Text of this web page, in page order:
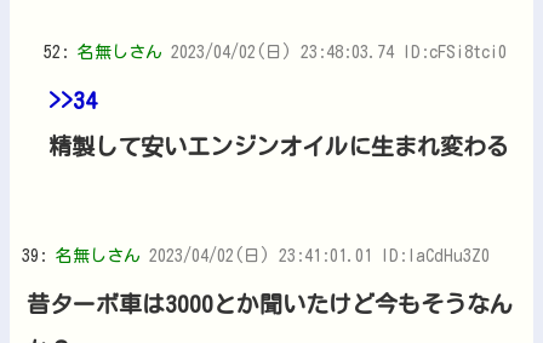
52: 名無しさん 2023/04/02(日) 23:48:03.74 ID:cFSi8tci0
>>34
精製して安いエンジンオイルに生まれ変わる
39: 名無しさん 2023/04/02(日) 23:41:01.01 ID:laCdHu3Z0
昔ターボ車は3000とか聞いたけど今もそうなん